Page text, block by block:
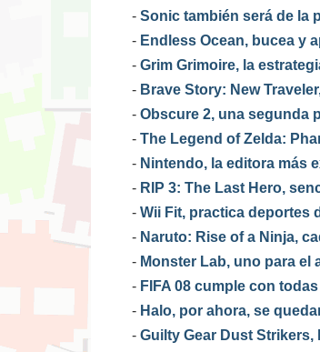
- Sonic también será de la
- Endless Ocean, bucea y
- Grim Grimoire, la
- Brave Story: New
- Obscure 2, una segunda
- The Legend of Zelda:
- Nintendo, la editora más
- RIP 3: The Last Hero,
- Wii Fit, practica deportes
- Naruto: Rise of a Ninja,
- Monster Lab, uno para el
- FIFA 08 cumple con
- Halo, por ahora, se
- Guilty Gear Dust